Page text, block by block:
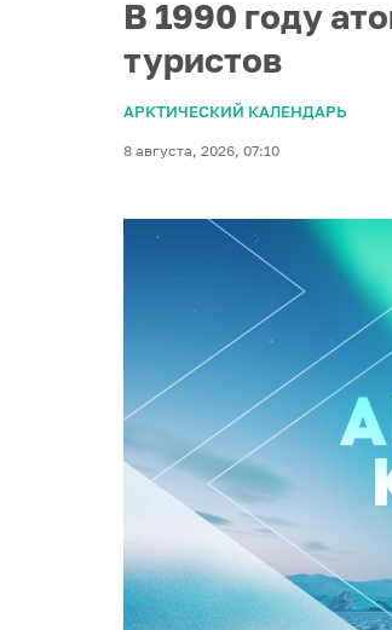
В 1990 году
туристов
АРКТИЧЕСКИЙ КАЛЕНДАРЬ
8 августа, 2026, 07:10